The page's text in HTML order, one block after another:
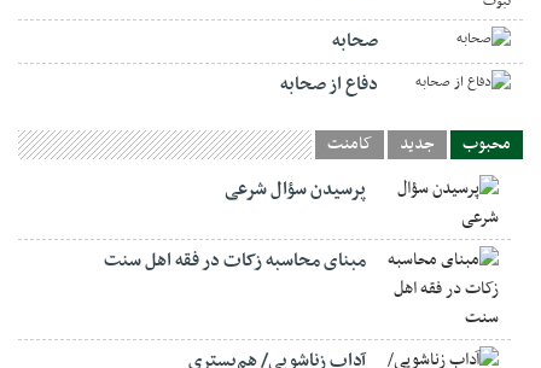
صحابه
دفاع از صحابه
محبوب جدید کامنت
پرسیدن سؤال شرعی
مبنای محاسبه زکات در فقه اهل سنت
آداب زناشویی/ هم‌بستری